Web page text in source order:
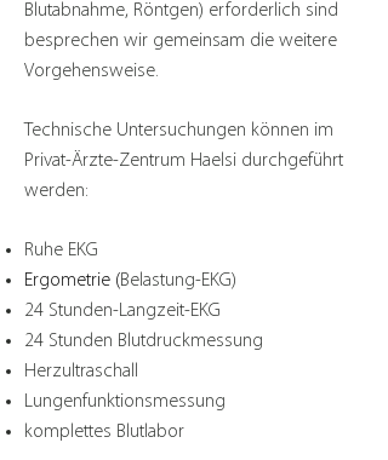
Blutabnahme, Röntgen) erforderlich sind
besprechen wir gemeinsam die weitere
Vorgehensweise.
Technische Untersuchungen können im
Privat-Ärzte-Zentrum Haelsi durchgeführt
werden:
Ruhe EKG
Ergometrie (Belastung-EKG)
24 Stunden-Langzeit-EKG
24 Stunden Blutdruckmessung
Herzultraschall
Lungenfunktionsmessung
komplettes Blutlabor